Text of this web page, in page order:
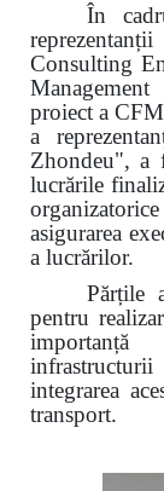
În
Consulting
proiect a
a
Zhondeu", a
lucrările
asigurarea
a lucrărilor.
Părțile
pentru
importanță
integrarea
transport.